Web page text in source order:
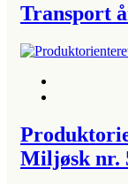
Transport
Miljøsk nr.